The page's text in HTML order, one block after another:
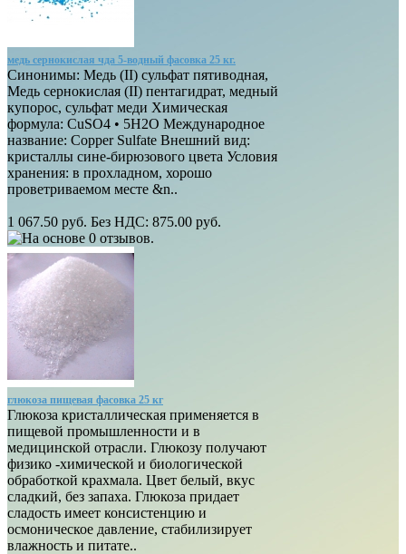
медь сернокислая чда 5-водный фасовка 25 кг.
Синонимы: Медь (II) сульфат пятиводная,
Медь сернокислая (II) пентагидрат, медный
купорос, сульфат меди Химическая
формула: CuSO4 • 5H2O Международное
название: Copper Sulfate Внешний вид:
кристаллы сине-бирюзового цвета Условия
хранения: в прохладном, хорошо
проветриваемом месте &n..
1 067.50 руб. Без НДС: 875.00 руб.
глюкоза пищевая фасовка 25 кг
Глюкоза кристаллическая применяется в
пищевой промышленности и в
медицинской отрасли. Глюкозу получают
физико -химической и биологической
обработкой крахмала. Цвет белый, вкус
сладкий, без запаха. Глюкоза придает
сладость имеет консистенцию и
осмоническое давление, стабилизирует
влажность и питате..